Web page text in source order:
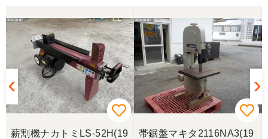
薪割機ナカトミLS-52H(19
帯鋸盤マキタ2116NA3(19